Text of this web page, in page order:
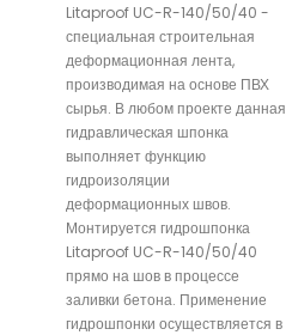
Litaproof UC-R-140/50/40 -
специальная строительная
деформационная лента,
производимая на основе ПВХ
сырья. В любом проекте данная
гидравлическая шпонка
выполняет функцию
гидроизоляции
деформационных швов.
Монтируется гидрошпонка
Litaproof UC-R-140/50/40
прямо на шов в процессе
заливки бетона. Применение
гидрошпонки осуществляется в